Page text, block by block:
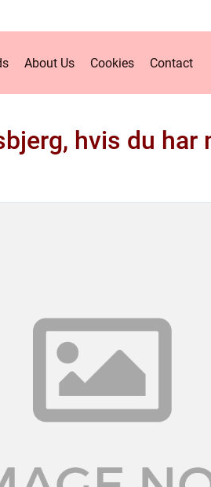
About Us Cookies Contact
hvis du